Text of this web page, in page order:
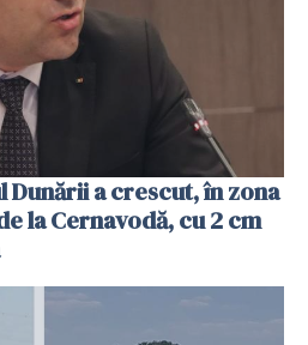
Dunării a crescut, în zona
la Cernavodă, cu 2 cm